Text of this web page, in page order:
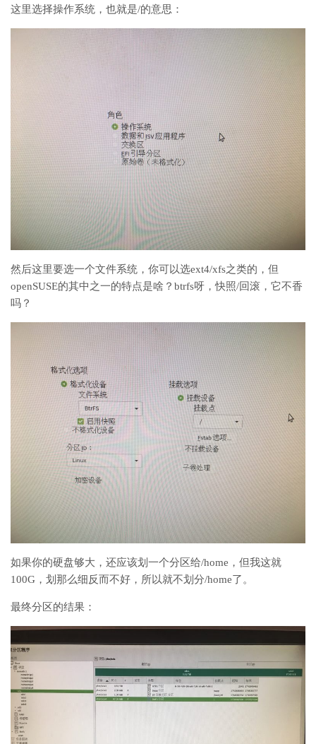
这里选择操作系统，也就是/的意思：
然后这里要选一个文件系统，你可以选ext4/xfs之类的，但
openSUSE的其中之一的特点是啥？btrfs呀，快照/回滚，它不香
吗？
如果你的硬盘够大，还应该划一个分区给/home，但我这就
100G，划那么细反而不好，所以就不划分/home了。
最终分区的结果：